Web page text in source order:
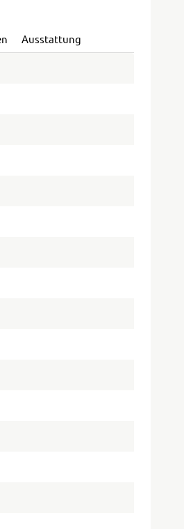
Ausstattung